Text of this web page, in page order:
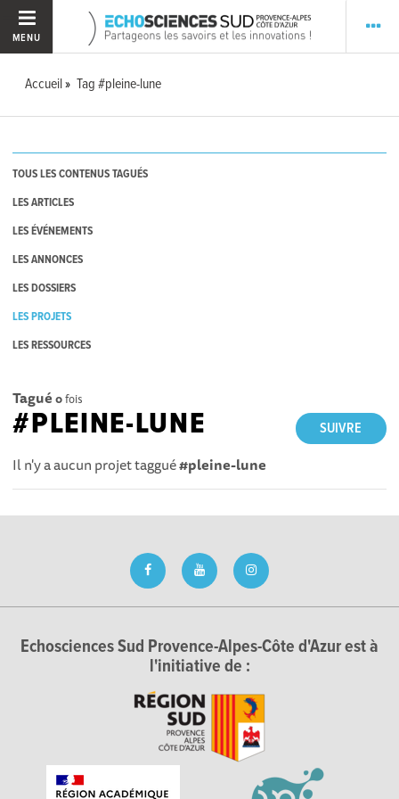
MENU
Accueil Tag #pleine-lune
TOUS LES CONTENUS TAGUÉS
LES ARTICLES
LES ÉVÉNEMENTS
LES ANNONCES
LES DOSSIERS
LES PROJETS
LES RESSOURCES
Tagué 0fois
SUIVRE
#PLEINE-LUNE
Il n'y a aucun projet taggué#pleine-lune
Echosciences Sud Provence-Alpes-Côte d'Azur est à
l'initiative de :